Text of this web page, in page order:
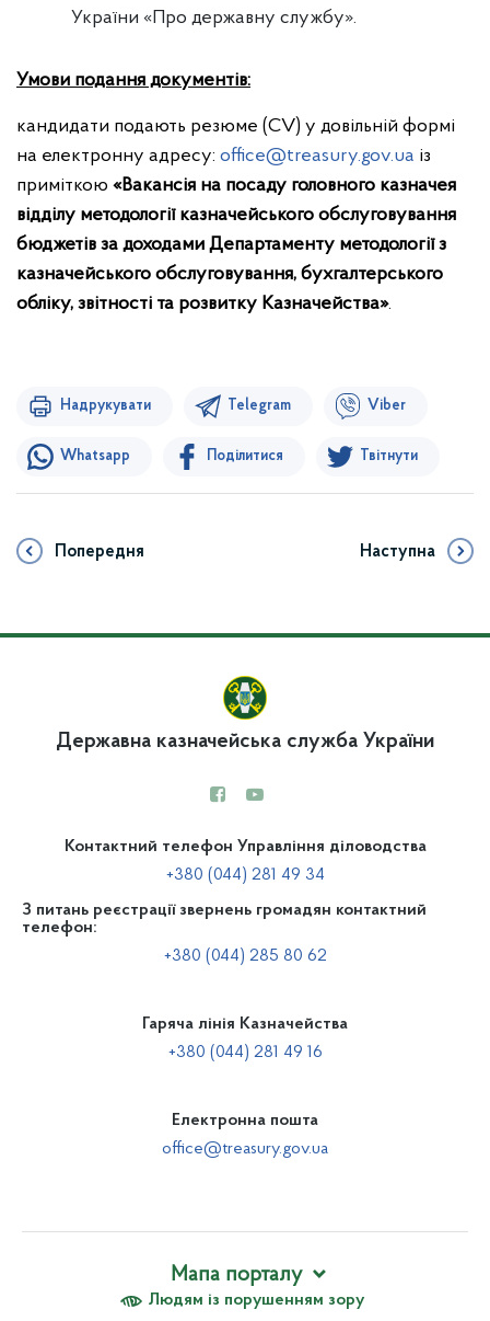
України «Про державну службу».
Умови подання документів:
кандидати подають резюме (СV) у довільній формі
на електронну адресу: office@treasury.gov.ua із
приміткою «Вакансія на посаду головного казначея
відділу методології казначейського обслуговування
бюджетів за доходами Департаменту методології з
казначейського обслуговування, бухгалтерського
обліку, звітності та розвитку Казначейства».
Надрукувати Telegram Viber
Whatsapp Поділитися Твітнути
Попередня Наступна
Державна казначейська служба України
Контактний телефон Управління діловодства
+380 (044) 281 49 34
З питань реєстрації звернень громадян контактний
телефон:
+380 (044) 285 80 62
Гаряча лінія Казначейства
+380 (044) 281 49 16
Електронна пошта
office@treasury.gov.ua
Людям із порушенням зору
Мапа порталу
Про Казначейство